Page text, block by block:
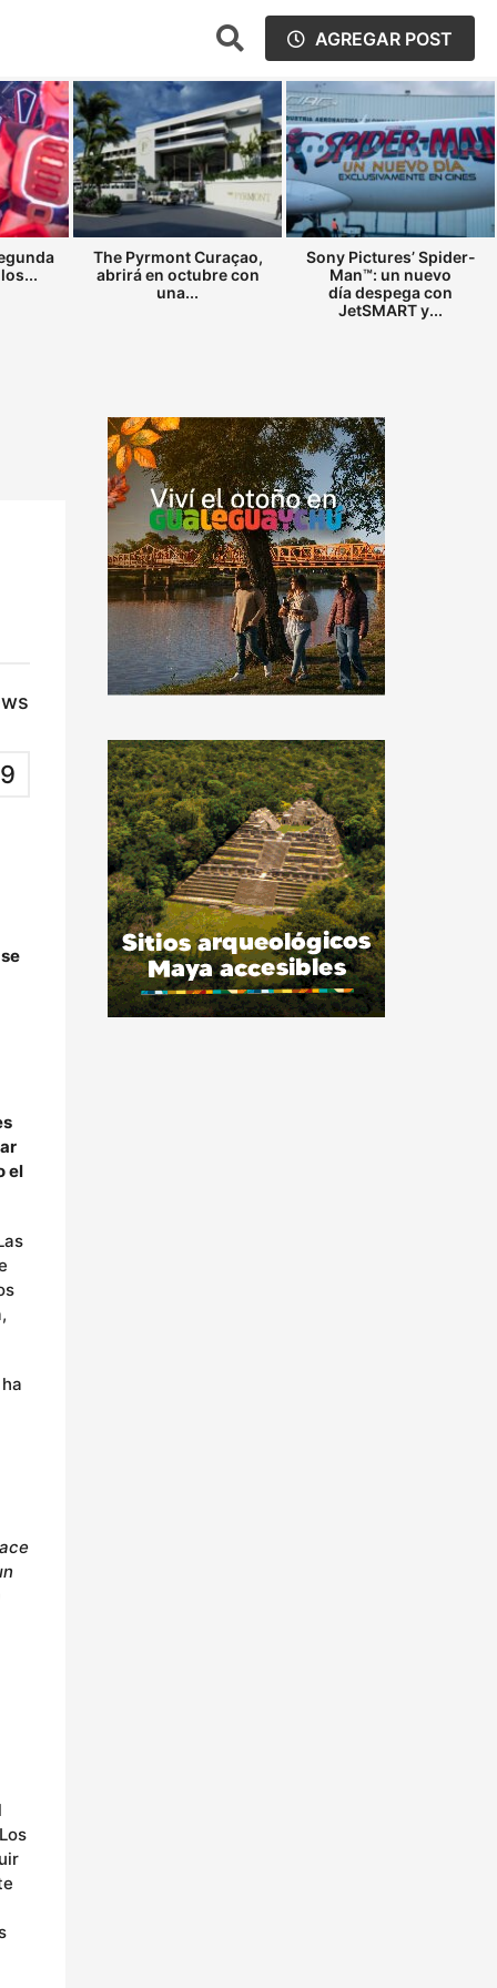
AGREGAR POST
The Pyrmont Curaçao,
abrirá en octubre con
una...
Sony Pictures’ Spider-
Man™: un nuevo
día despega con
JetSMART y...
el